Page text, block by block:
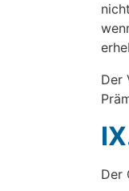
Der
Der